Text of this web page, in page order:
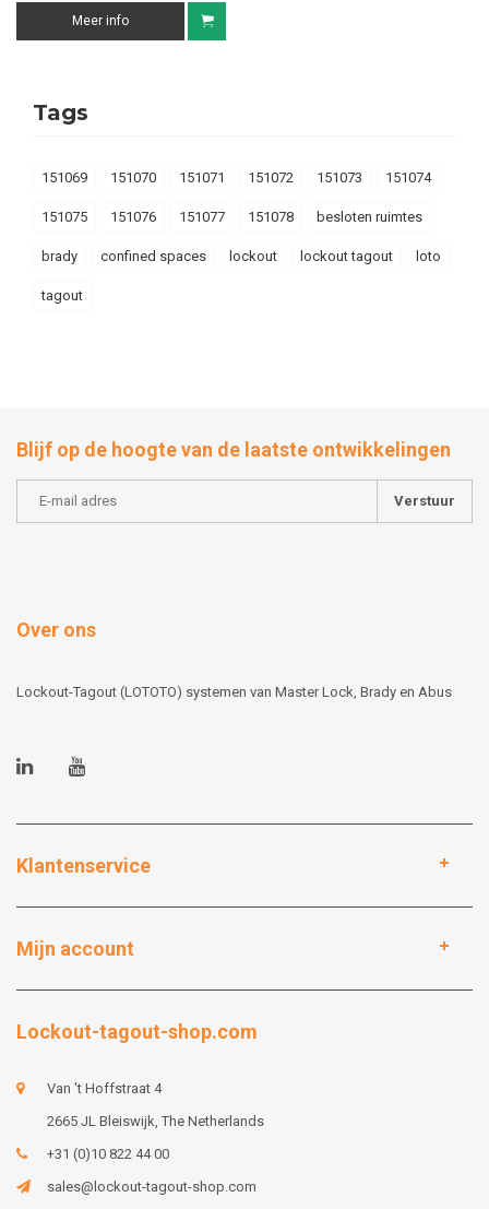
Meer info
Tags
151069 151070 151071 151072 151073 151074
151075 151076 151077 151078 besloten ruimtes
brady confined spaces lockout lockout tagout loto
tagout
Blijf op de hoogte van de laatste ontwikkelingen
Verstuur
Over ons
Lockout-Tagout (LOTOTO) systemen van Master Lock, Brady en Abus
Klantenservice
Mijn account
Lockout-tagout-shop.com
Van 't Hoffstraat 4
2665 JL Bleiswijk, The Netherlands
+31 (0)10 822 44 00
sales@lockout-tagout-shop.com